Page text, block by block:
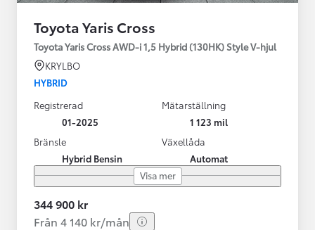
Toyota Yaris Cross
Toyota Yaris Cross AWD-i 1,5 Hybrid (130HK) Style V-hjul
KRYLBO
HYBRID
Registrerad
01-2025
Mätarställning
1 123 mil
Bränsle
Hybrid Bensin
Växellåda
Automat
Visa mer
344 900 kr
Från 4 140 kr/mån